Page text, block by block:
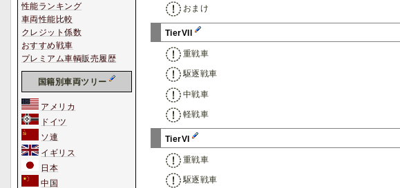
おまけ
TierVII
重戦車
駆逐戦車
中戦車
軽戦車
TierVI
重戦車
駆逐戦車
性能ランキング
車両性能比較
クレジット係数
おすすめ戦車
プレミアム車輌販売履歴
国籍別車両ツリー
アメリカ
ドイツ
ソ連
イギリス
日本
中国